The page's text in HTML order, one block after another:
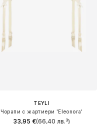
TEYLI
Чорапи с жартиери 'Eleonora'
33,95 €(66,40 лв.³)